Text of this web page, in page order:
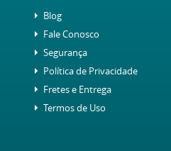
Blog
Fale Conosco
Segurança
Política de Privacidade
Fretes e Entrega
Termos de Uso